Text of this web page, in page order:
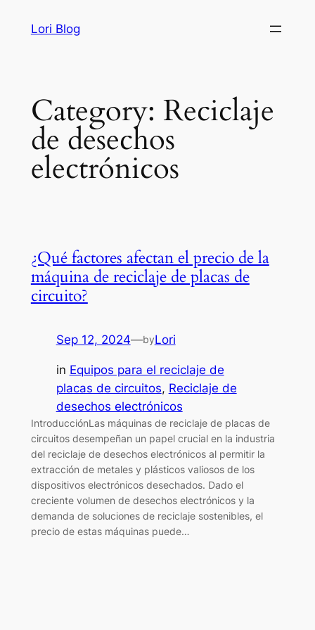
Lori Blog
Category: Reciclaje
de desechos
electrónicos
¿Qué factores afectan el precio de la
máquina de reciclaje de placas de
circuito?
Sep 12, 2024—byLori
in Equipos para el reciclaje de
placas de circuitos, Reciclaje de
desechos electrónicos
IntroducciónLas máquinas de reciclaje de placas de
circuitos desempeñan un papel crucial en la industria
del reciclaje de desechos electrónicos al permitir la
extracción de metales y plásticos valiosos de los
dispositivos electrónicos desechados. Dado el
creciente volumen de desechos electrónicos y la
demanda de soluciones de reciclaje sostenibles, el
precio de estas máquinas puede…